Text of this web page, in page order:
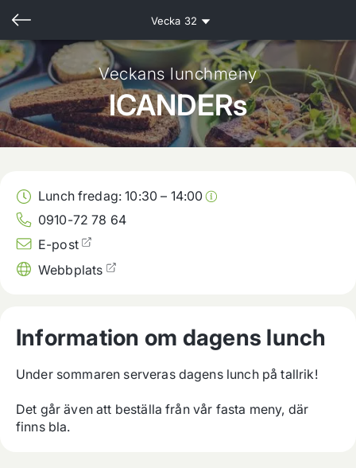
Vecka 32
Veckans lunchmeny
ICANDERs
Lunch fredag:10:30 – 14:00
0910-72 78 64
E-post
Webbplats
Information om dagens lunch
Under sommaren serveras dagens lunch på tallrik!
Det går även att beställa från vår fasta meny, där
finns bla.